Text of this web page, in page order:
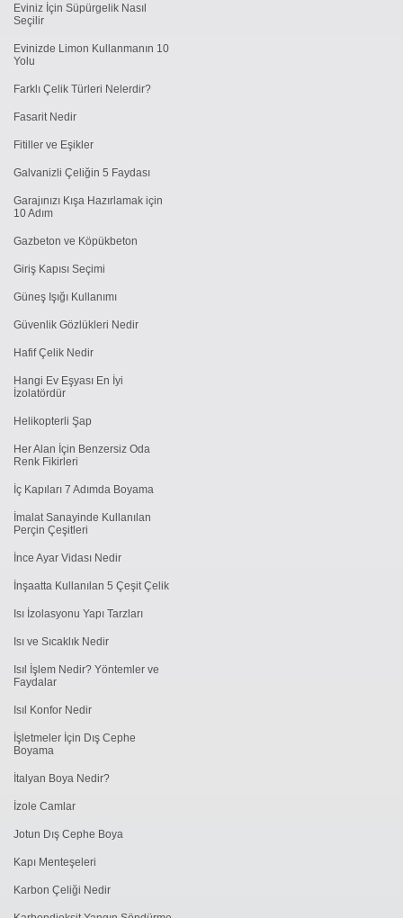
Eviniz İçin Süpürgelik Nasıl
Seçilir
Evinizde Limon Kullanmanın 10
Yolu
Farklı Çelik Türleri Nelerdir?
Fasarit Nedir
Fitiller ve Eşikler
Galvanizli Çeliğin 5 Faydası
Garajınızı Kışa Hazırlamak için
10 Adım
Gazbeton ve Köpükbeton
Giriş Kapısı Seçimi
Güneş Işığı Kullanımı
Güvenlik Gözlükleri Nedir
Hafif Çelik Nedir
Hangi Ev Eşyası En İyi
İzolatördür
Helikopterli Şap
Her Alan İçin Benzersiz Oda
Renk Fikirleri
İç Kapıları 7 Adımda Boyama
İmalat Sanayinde Kullanılan
Perçin Çeşitleri
İnce Ayar Vidası Nedir
İnşaatta Kullanılan 5 Çeşit Çelik
Isı İzolasyonu Yapı Tarzları
Isı ve Sıcaklık Nedir
Isıl İşlem Nedir? Yöntemler ve
Faydalar
Isıl Konfor Nedir
İşletmeler İçin Dış Cephe
Boyama
İtalyan Boya Nedir?
İzole Camlar
Jotun Dış Cephe Boya
Kapı Menteşeleri
Karbon Çeliği Nedir